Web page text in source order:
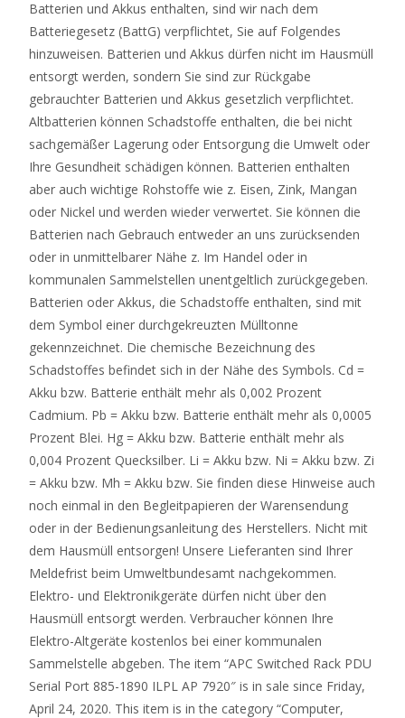
Batterien und Akkus enthalten, sind wir nach dem
Batteriegesetz (BattG) verpflichtet, Sie auf Folgendes
hinzuweisen. Batterien und Akkus dürfen nicht im Hausmüll
entsorgt werden, sondern Sie sind zur Rückgabe
gebrauchter Batterien und Akkus gesetzlich verpflichtet.
Altbatterien können Schadstoffe enthalten, die bei nicht
sachgemäßer Lagerung oder Entsorgung die Umwelt oder
Ihre Gesundheit schädigen können. Batterien enthalten
aber auch wichtige Rohstoffe wie z. Eisen, Zink, Mangan
oder Nickel und werden wieder verwertet. Sie können die
Batterien nach Gebrauch entweder an uns zurücksenden
oder in unmittelbarer Nähe z. Im Handel oder in
kommunalen Sammelstellen unentgeltlich zurückgegeben.
Batterien oder Akkus, die Schadstoffe enthalten, sind mit
dem Symbol einer durchgekreuzten Mülltonne
gekennzeichnet. Die chemische Bezeichnung des
Schadstoffes befindet sich in der Nähe des Symbols. Cd =
Akku bzw. Batterie enthält mehr als 0,002 Prozent
Cadmium. Pb = Akku bzw. Batterie enthält mehr als 0,0005
Prozent Blei. Hg = Akku bzw. Batterie enthält mehr als
0,004 Prozent Quecksilber. Li = Akku bzw. Ni = Akku bzw. Zi
= Akku bzw. Mh = Akku bzw. Sie finden diese Hinweise auch
noch einmal in den Begleitpapieren der Warensendung
oder in der Bedienungsanleitung des Herstellers. Nicht mit
dem Hausmüll entsorgen! Unsere Lieferanten sind Ihrer
Meldefrist beim Umweltbundesamt nachgekommen.
Elektro- und Elektronikgeräte dürfen nicht über den
Hausmüll entsorgt werden. Verbraucher können Ihre
Elektro-Altgeräte kostenlos bei einer kommunalen
Sammelstelle abgeben. The item “APC Switched Rack PDU
Serial Port 885-1890 ILPL AP 7920″ is in sale since Friday,
April 24, 2020. This item is in the category “Computer,